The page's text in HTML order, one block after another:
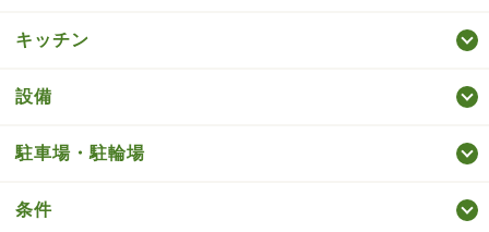
キッチン
設備
駐車場・駐輪場
条件